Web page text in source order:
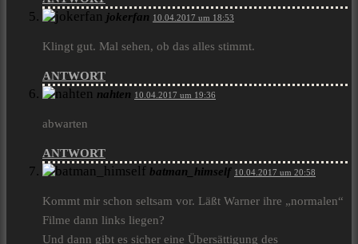
jokerfan 10.04.2017 um 18:53
Klingt gut. Mal sehen, ob das alles stimmt.
ANTWORT
nahten 10.04.2017 um 19:36
abwarten
ANTWORT
batman_himself 10.04.2017 um 20:58
Kommt mir schon seltsam vor. Läßt Warner ihre „normalen“
Filme dann links liegen?
Und dann gibt es sicher eine Übersättigung des